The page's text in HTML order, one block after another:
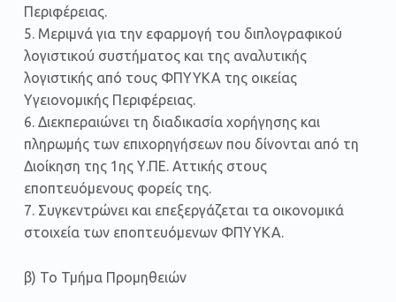
Περιφέρειας.
5. Μεριμνά για την εφαρμογή του διπλογραφικού
λογιστικού συστήματος και της αναλυτικής
λογιστικής από τους ΦΠΥΥKA της οικείας
Υγειονομικής Περιφέρειας.
6. Διεκπεραιώνει τη διαδικασία χορήγησης και
πληρωμής των επιχορηγήσεων που δίνονται από τη
Διοίκηση της 1ης Υ.ΠΕ. Αττικής στους
εποπτευόμενους φορείς της.
7. Συγκεντρώνει και επεξεργάζεται τα οικονομικά
στοιχεία των εποπτευόμενων ΦΠΥΥΚΑ.
β) Το Τμήμα Προμηθειών